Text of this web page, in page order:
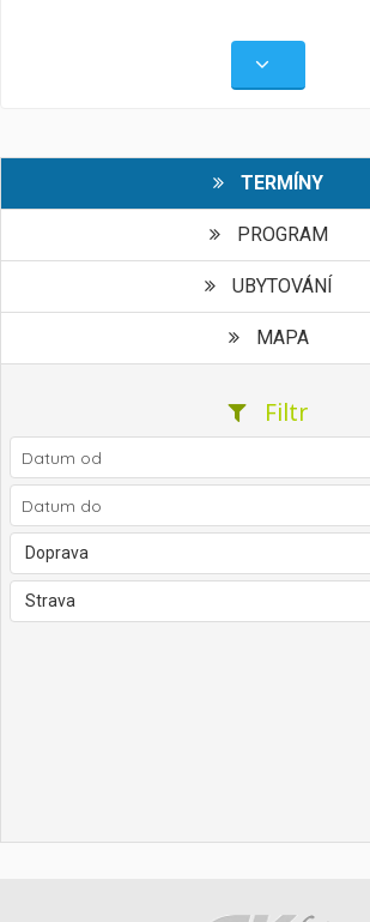
TERMÍNY
PROGRAM
UBYTOVÁNÍ
MAPA
Filtr
Doprava
Strava